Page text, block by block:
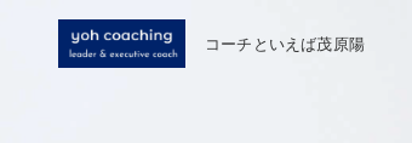
コーチといえば茂原陽